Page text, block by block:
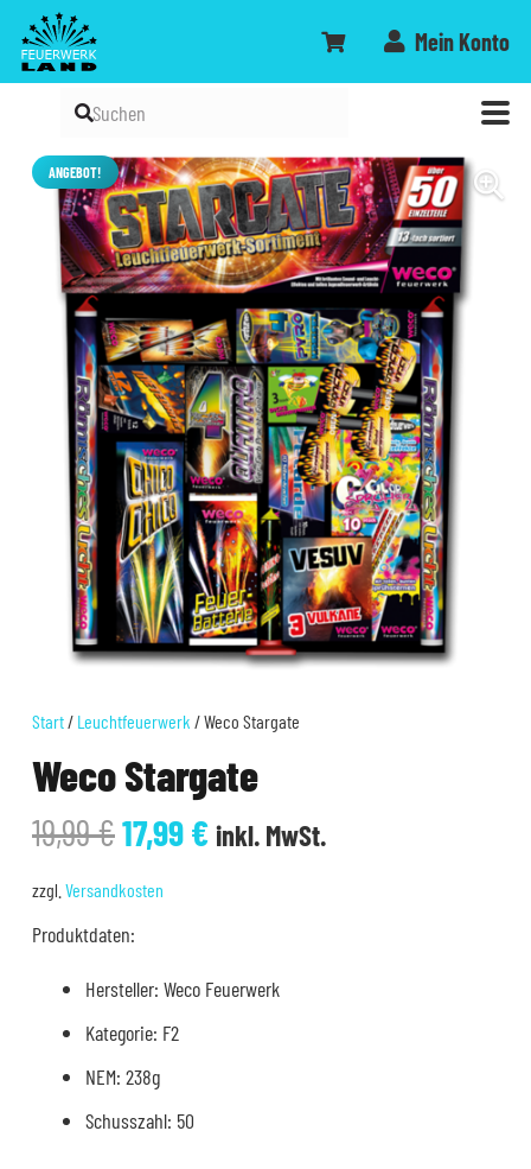
Mein Konto
ANGEBOT!
Start/ Leuchtfeuerwerk / Weco Stargate
Weco Stargate
19,99€Ursprünglicher
Preis
war:
19,99 €
17,99€Aktueller
inkl. MwSt.
zzgl. Versandkosten
Produktdaten:
Hersteller: Weco Feuerwerk
Kategorie: F2
NEM: 238g
Schusszahl: 50